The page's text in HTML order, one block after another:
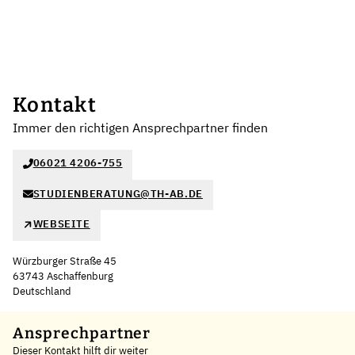
Kontakt
Immer den richtigen Ansprechpartner finden
06021 4206-755
STUDIENBERATUNG@TH-AB.DE
WEBSEITE
Würzburger Straße 45
63743 Aschaffenburg
Deutschland
+
Ansprechpartner
Dieser Kontakt hilft dir weiter